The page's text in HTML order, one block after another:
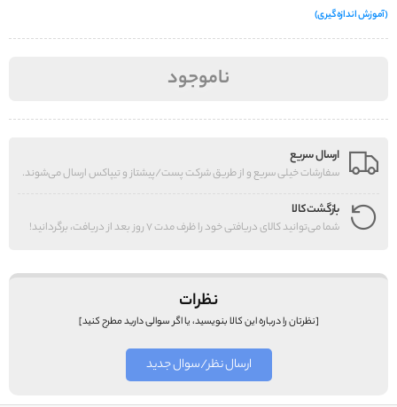
(آموزش اندازه‌گیری)
ناموجود
ارسال سریع
سفارشات خیلی سریع و از طریق شرکت پست/پیشتاز و تیپاکس ارسال می‌شوند.
بازگشت کالا
شما می‌توانید کالای دریافتی خود را ظرف مدت 7 روز بعد از دریافت، برگردانید!
نظرات
[نظرتان را درباره این کالا بنویسید، یا اگر سوالی دارید مطرح کنید]
ارسال نظر/سوال جدید